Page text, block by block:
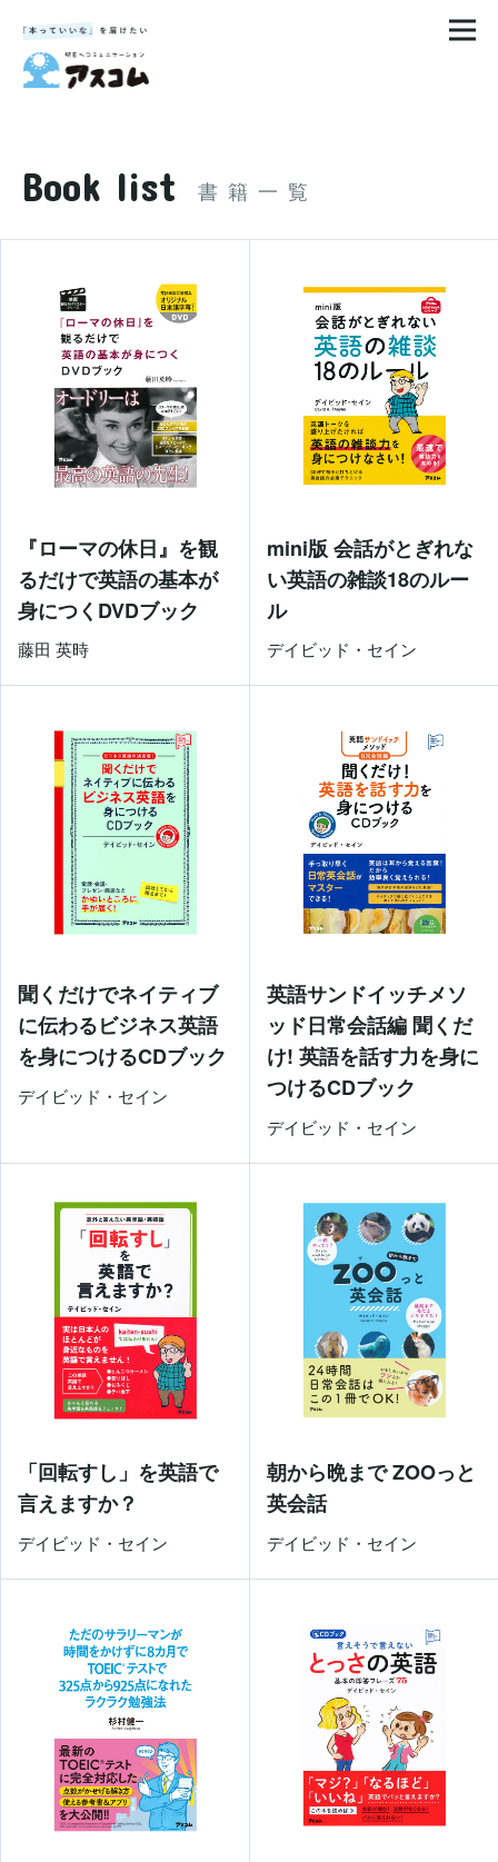
Book list 書籍一覧
『ローマの休日』を観
るだけで英語の基本が
身につくDVDブック
藤田 英時
mini版 会話がとぎれな
い英語の雑談18のルー
ル
デイビッド・セイン
聞くだけでネイティブ
に伝わるビジネス英語
を身につけるCDブック
デイビッド・セイン
英語サンドイッチメソ
ッド日常会話編 聞くだ
け! 英語を話す力を身に
つけるCDブック
デイビッド・セイン
「回転すし」を英語で
言えますか？
デイビッド・セイン
朝から晩まで ZOOっと
英会話
デイビッド・セイン